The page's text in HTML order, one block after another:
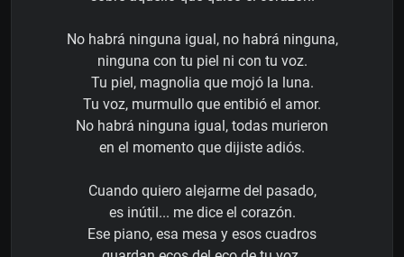
No habrá ninguna igual, no habrá ninguna,
ninguna con tu piel ni con tu voz.
Tu piel, magnolia que mojó la luna.
Tu voz, murmullo que entibió el amor.
No habrá ninguna igual, todas murieron
en el momento que dijiste adiós.
Cuando quiero alejarme del pasado,
es inútil... me dice el corazón.
Ese piano, esa mesa y esos cuadros